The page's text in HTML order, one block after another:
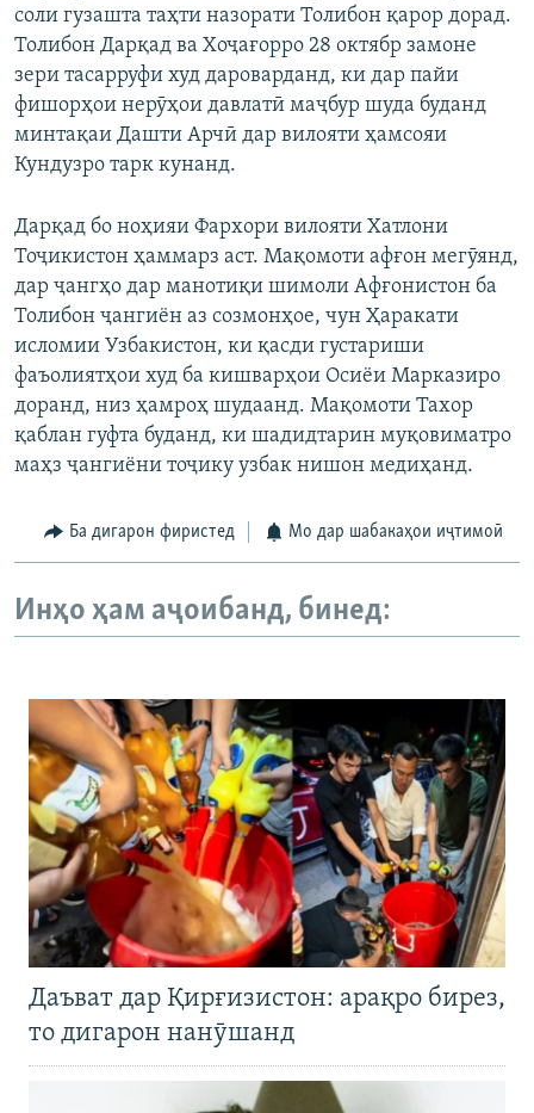
соли гузашта таҳти назорати Толибон қарор дорад.
Толибон Дарқад ва Хоҷағорро 28 октябр замоне
зери тасарруфи худ дароварданд, ки дар пайи
фишорҳои нерӯҳои давлатӣ маҷбур шуда буданд
минтақаи Дашти Арчӣ дар вилояти ҳамсояи
Кундузро тарк кунанд.
Дарқад бо ноҳияи Фархори вилояти Хатлони
Тоҷикистон ҳаммарз аст. Мақомоти афғон мегӯянд,
дар ҷангҳо дар манотиқи шимоли Афғонистон ба
Толибон ҷангиён аз созмонҳое, чун Ҳаракати
исломии Узбакистон, ки қасди густариши
фаъолиятҳои худ ба кишварҳои Осиёи Марказиро
доранд, низ ҳамроҳ шудаанд. Мақомоти Тахор
қаблан гуфта буданд, ки шадидтарин муқовиматро
маҳз ҷангиёни тоҷику узбак нишон медиҳанд.
Ба дигарон фиристед Мо дар шабакаҳои иҷтимоӣ
Инҳо ҳам аҷоибанд, бинед:
Даъват дар Қирғизистон: арақро бирез,
то дигарон нанӯшанд